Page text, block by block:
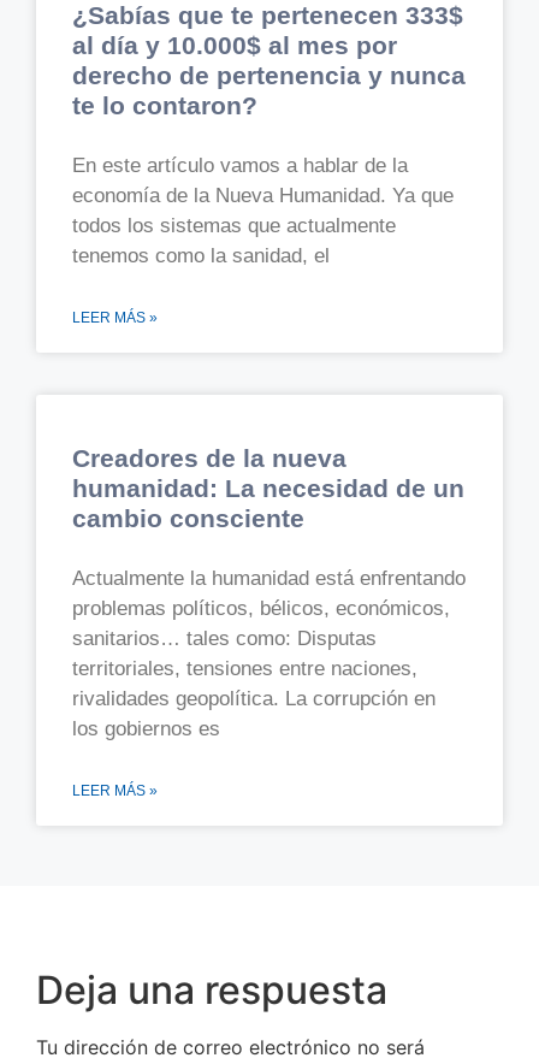
¿Sabías que te pertenecen 333$
al día y 10.000$ al mes por
derecho de pertenencia y nunca
te lo contaron?
En este artículo vamos a hablar de la
economía de la Nueva Humanidad. Ya que
todos los sistemas que actualmente
tenemos como la sanidad, el
LEER MÁS »
Creadores de la nueva
humanidad: La necesidad de un
cambio consciente
Actualmente la humanidad está enfrentando
problemas políticos, bélicos, económicos,
sanitarios… tales como: Disputas
territoriales, tensiones entre naciones,
rivalidades geopolítica. La corrupción en
los gobiernos es
LEER MÁS »
Deja una respuesta
Tu dirección de correo electrónico no será